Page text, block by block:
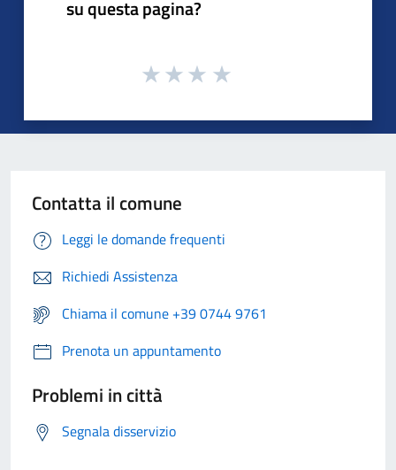
su questa pagina?
Contatta il comune
Leggi le domande frequenti
Richiedi Assistenza
Chiama il comune +39 0744 9761
Prenota un appuntamento
Problemi in città
Segnala disservizio